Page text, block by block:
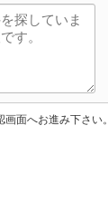
面へお進み下さい。